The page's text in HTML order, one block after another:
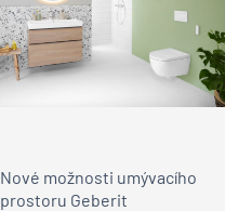
Nové možnosti umývacího
prostoru Geberit